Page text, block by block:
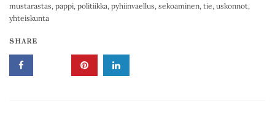
mustarastas, pappi, politiikka, pyhiinvaellus, sekoaminen, tie, uskonnot,
yhteiskunta
SHARE